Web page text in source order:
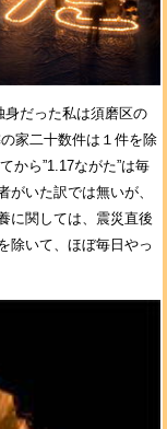
身だった私は須磨区の
家二十数件は１件を除
から”1.17ながた”は毎
いた訳では無いが、
に関しては、震災直後
除いて、ほぼ毎日やっ